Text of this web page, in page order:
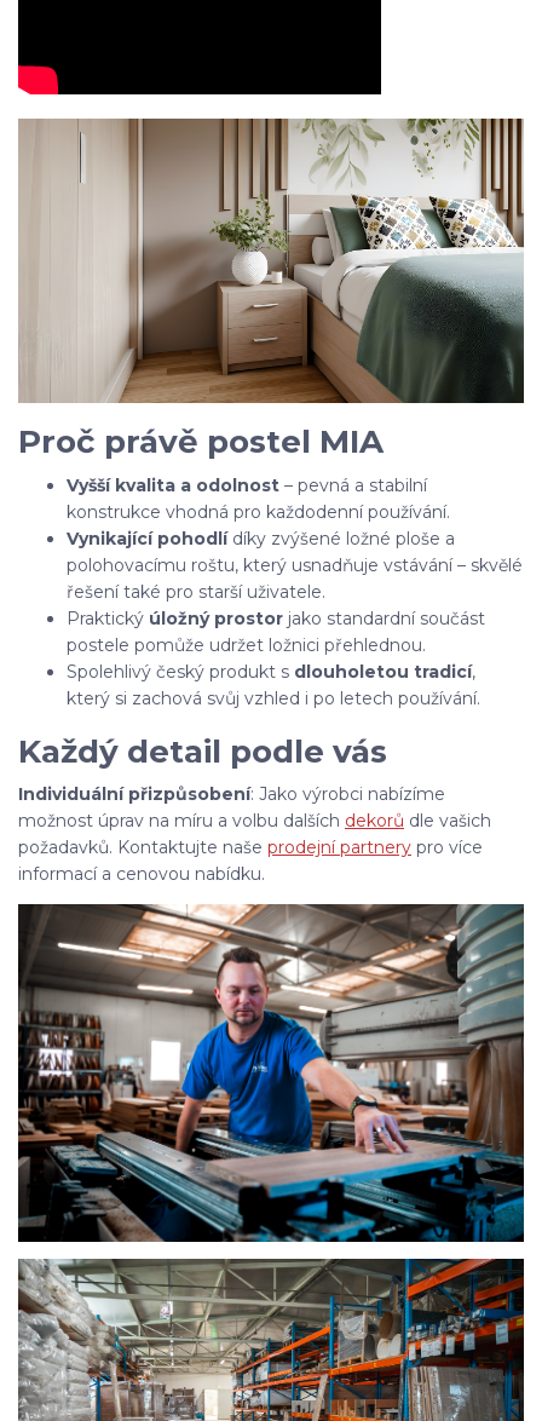
Proč právě postel MIA
Vyšší kvalita a odolnost – pevná a stabilní
konstrukce vhodná pro každodenní používání.
Vynikající pohodlídíky zvýšené ložné ploše a
polohovacímu roštu, který usnadňuje vstávání – skvělé
řešení také pro starší uživatele.
Praktický úložný prostor jako standardní součást
postele pomůže udržet ložnici přehlednou.
Spolehlivý český produkt s dlouholetou tradicí,
který si zachová svůj vzhled i po letech používání.
Každý detail podle vás
Individuální přizpůsobení: Jako výrobci nabízíme
možnost úprav na míru a volbu dalších dekorů dle vašich
požadavků. Kontaktujte naše prodejní partnery pro více
informací a cenovou nabídku.